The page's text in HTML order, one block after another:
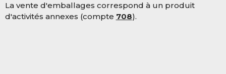
La vente d'emballages correspond à un produit
d'activités annexes (compte 708).